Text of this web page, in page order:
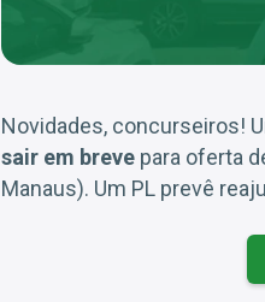
Novidades, concurseiros!
sair em breve para oferta
Manaus). Um PL prevê